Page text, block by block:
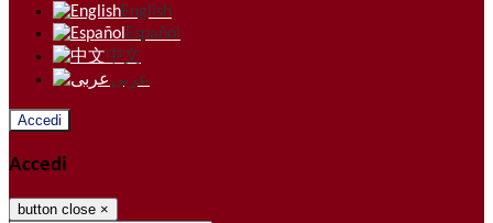
English
Español
中文
عربى
Accedi
Accedi
button close ×